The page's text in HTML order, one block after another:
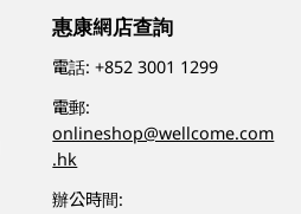
惠康網店查詢
電話:+852 3001 1299
電郵:
onlineshop@wellcome.com
.hk
辦公時間: